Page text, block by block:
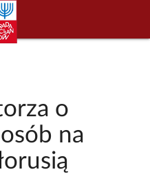
o
na